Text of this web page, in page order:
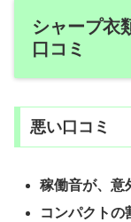
シャープ衣
口コミ
悪い口コミ
稼働音が、意
コンパクトの